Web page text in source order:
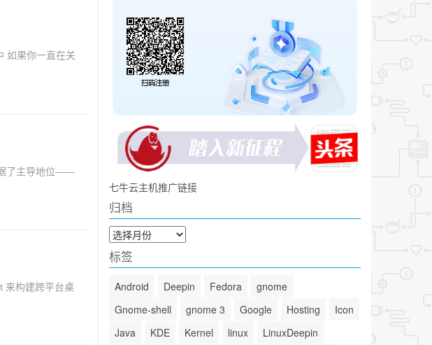
如果你一直在关
了主导地位——
来构建跨平台桌
七牛云主机推广链接
归档
归
档
标签
Android Deepin Fedora
gnome
Gnome-shell
gnome 3 Google Hosting
Icon
Java
KDE Kernel linux
LinuxDeepin